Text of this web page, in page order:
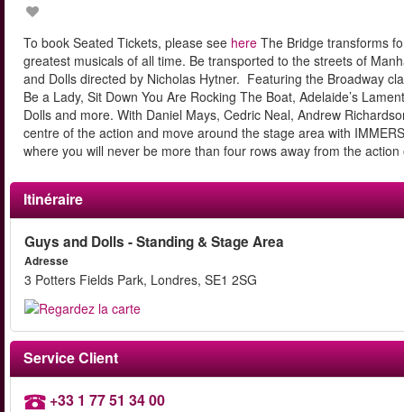
To book Seated Tickets, please see here The Bridge transforms
greatest musicals of all time. Be transported to the streets of
and Dolls directed by Nicholas Hytner. Featuring the Broadway
Be a Lady, Sit Down You Are Rocking The Boat, Adelaide’s
Dolls and more. With Daniel Mays, Cedric Neal, Andrew
centre of the action and move around the stage area with
where you will never be more than four rows away from the
Itinéraire
Guys and Dolls - Standing & Stage Area
Adresse
3 Potters Fields Park, Londres, SE1 2SG
Service Client
+33 1 77 51 34 00